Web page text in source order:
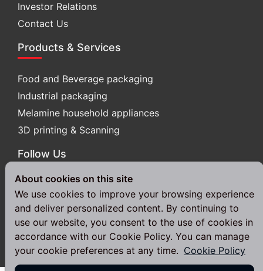
Investor Relations
Contact Us
Products & Services
Food and Beverage packaging
Industrial packaging
Melamine household appliances
3D printing & Scanning
Follow Us
© 2024 Srithai Superware Public Company Limited. All Rights
Reserved.
About cookies on this site
We use cookies to improve your browsing experience
and deliver personalized content. By continuing to
use our website, you consent to the use of cookies in
accordance with our Cookie Policy. You can manage
your cookie preferences at any time. Cookie Policy